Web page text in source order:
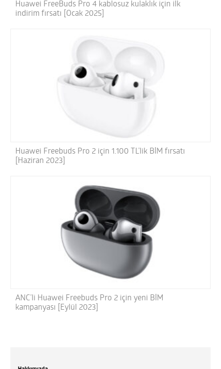
Huawei FreeBuds Pro 4 kablosuz kulaklık için ilk
indirim fırsatı [Ocak 2025]
Huawei Freebuds Pro 2 için 1.100 TL’lik BİM fırsatı
[Haziran 2023]
ANC’li Huawei Freebuds Pro 2 için yeni BİM
kampanyası [Eylül 2023]